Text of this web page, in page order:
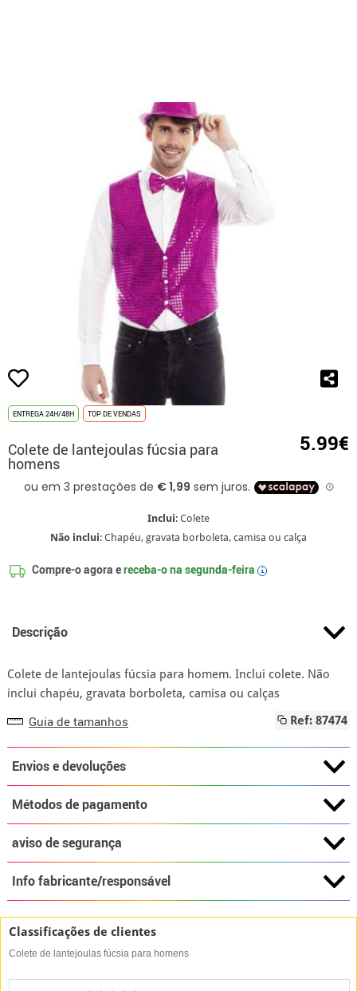
ENTREGA 24H/48H TOP DE VENDAS
Colete de lantejoulas fúcsia para
homens
5.99€
Inclui: Colete
Não inclui: Chapéu, gravata borboleta, camisa ou calça
Compre-o agora ereceba-o na segunda-feira i
Descrição
Colete de lantejoulas fúcsia para homem. Inclui colete. Não
inclui chapéu, gravata borboleta, camisa ou calças
Guia de tamanhos Ref: 87474
Envios e devoluções
Métodos de pagamento
aviso de segurança
Info fabricante/responsável
Classificações de clientes
Colete de lantejoulas fúcsia para homens